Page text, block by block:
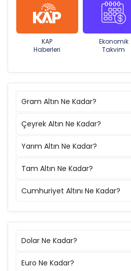
KAP
Haberleri
Ekonomik
Takvim
Gram Altın Ne Kadar?
Çeyrek Altın Ne Kadar?
Yarım Altın Ne Kadar?
Tam Altın Ne Kadar?
Cumhuriyet Altını Ne Kadar?
Dolar Ne Kadar?
Euro Ne Kadar?